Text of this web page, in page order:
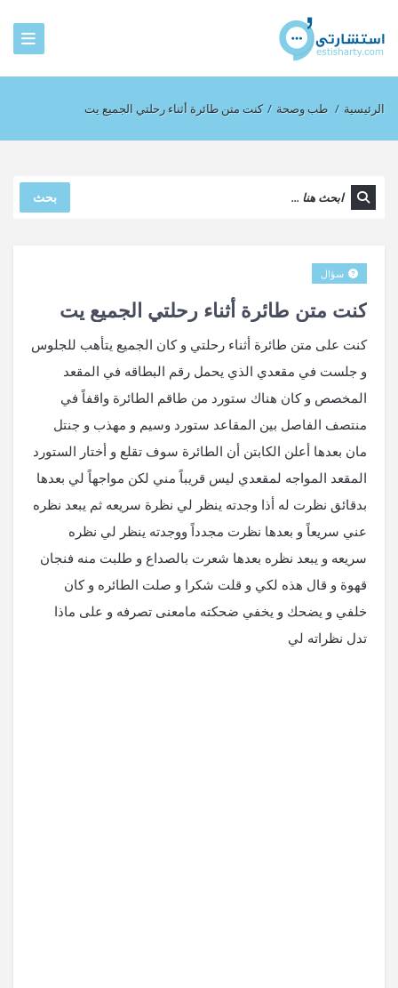
الرئيسية / طب وصحة / كنت متن طائرة أثناء رحلتي الجميع يت
بحث
كنت متن طائرة أثناء رحلتي الجميع يت
سؤال
كنت على متن طائرة أثناء رحلتي و كان الجميع يتأهب للجلوس
و جلست في مقعدي الذي يحمل رقم البطاقه في المقعد
المخصص و كان هناك ستورد من طاقم الطائرة واقفاً في
منتصف الفاصل بين المقاعد ستورد وسيم و مهذب و جنتل
مان بعدها أعلن الكابتن أن الطائرة سوف تقلع و أختار الستورد
المقعد المواجه لمقعدي ليس قريباً مني لكن مواجهاً لي بعدها
بدقائق نظرت له أذا وجدته ينظر لي نظرة سريعه ثم يبعد نظره
عني سريعاً و بعدها نظرت مجدداً ووجدته ينظر لي نظره
سريعه و يبعد نظره بعدها شعرت بالصداع و طلبت منه فنجان
قهوة و قال هذه لكي و قلت شكرا و صلت الطائره و كان
خلفي و يضحك و يخفي ضحكته مامعنى تصرفه و على ماذا
تدل نظراته لي